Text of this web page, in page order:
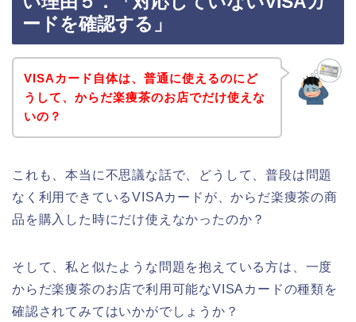
ードを確認する」
VISAカード自体は、普通に使えるのにど
うして、からだ楽痩茶のお店でだけ使えな
いの？
これも、本当に不思議な話で、どうして、普段は問題
なく利用できているVISAカードが、からだ楽痩茶の商
品を購入した時にだけ使えなかったのか？
そして、私と似たような問題を抱えている方は、一度
からだ楽痩茶のお店で利用可能なVISAカードの種類を
確認されてみてはいかがでしょうか？